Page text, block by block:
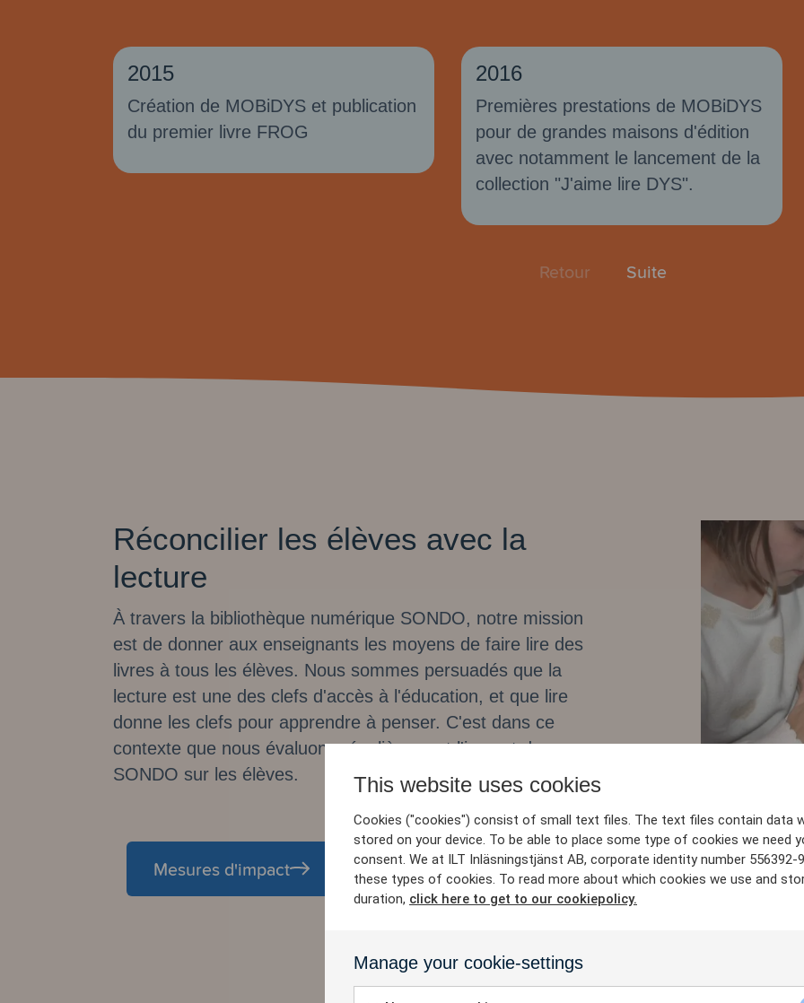
2015
Création de MOBiDYS et publication
du premier livre FROG
2016
Premières prestations de MOBiDYS
pour de grandes maisons d'édition
avec notamment le lancement de la
collection "J'aime lire DYS".
Retour Suite
Réconcilier les élèves avec la
lecture
À travers la bibliothèque numérique SONDO, notre mission
est de donner aux enseignants les moyens de faire lire des
livres à tous les élèves. Nous sommes persuadés que la
lecture est une des clefs d'accès à l'éducation, et que lire
donne les clefs pour apprendre à penser. C'est dans ce
contexte que nous évaluons régulièrement l'impact de
SONDO sur les élèves.
Mesures d'impact
Notre
This website uses cookies
Cookies ("cookies") consist of small text files. The text files contain data
stored on your device. To be able to place some type of cookies we need
consent. We at ILT Inläsningstjänst AB, corporate identity number 556392-
these types of cookies. To read more about which cookies we use and
duration, click here to get to our cookiepolicy.
Manage your cookie-settings